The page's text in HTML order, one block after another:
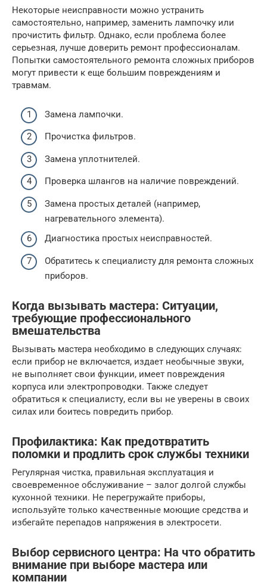
Некоторые неисправности можно устранить
самостоятельно, например, заменить лампочку или
прочистить фильтр. Однако, если проблема более
серьезная, лучше доверить ремонт профессионалам.
Попытки самостоятельного ремонта сложных приборов
могут привести к еще большим повреждениям и
травмам.
Замена лампочки.
Прочистка фильтров.
Замена уплотнителей.
Проверка шлангов на наличие повреждений.
Замена простых деталей (например,
нагревательного элемента).
Диагностика простых неисправностей.
Обратитесь к специалисту для ремонта сложных
приборов.
Когда вызывать мастера: Ситуации,
требующие профессионального
вмешательства
Вызывать мастера необходимо в следующих случаях:
если прибор не включается, издает необычные звуки,
не выполняет свои функции, имеет повреждения
корпуса или электропроводки. Также следует
обратиться к специалисту, если вы не уверены в своих
силах или боитесь повредить прибор.
Профилактика: Как предотвратить
поломки и продлить срок службы техники
Регулярная чистка, правильная эксплуатация и
своевременное обслуживание – залог долгой службы
кухонной техники. Не перегружайте приборы,
используйте только качественные моющие средства и
избегайте перепадов напряжения в электросети.
Выбор сервисного центра: На что обратить
внимание при выборе мастера или
компании